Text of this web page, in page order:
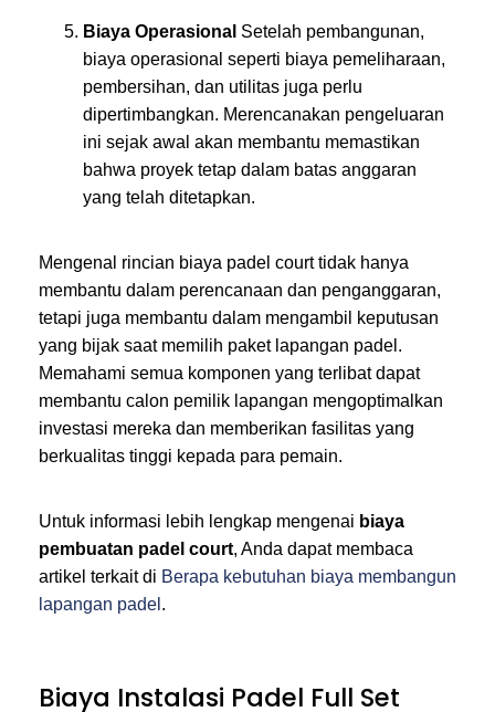
Biaya Operasional Setelah pembangunan,
biaya operasional seperti biaya pemeliharaan,
pembersihan, dan utilitas juga perlu
dipertimbangkan. Merencanakan pengeluaran
ini sejak awal akan membantu memastikan
bahwa proyek tetap dalam batas anggaran
yang telah ditetapkan.
Mengenal rincian biaya padel court tidak hanya
membantu dalam perencanaan dan penganggaran,
tetapi juga membantu dalam mengambil keputusan
yang bijak saat memilih paket lapangan padel.
Memahami semua komponen yang terlibat dapat
membantu calon pemilik lapangan mengoptimalkan
investasi mereka dan memberikan fasilitas yang
berkualitas tinggi kepada para pemain.
Untuk informasi lebih lengkap mengenai biaya
pembuatan padel court, Anda dapat membaca
artikel terkait di Berapa kebutuhan biaya membangun
lapangan padel .
Biaya Instalasi Padel Full Set